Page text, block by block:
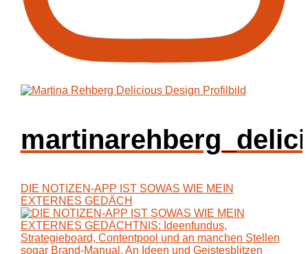
DIE NOTIZEN-APP IST SOWAS WIE MEIN
EXTERNES GEDÄCH